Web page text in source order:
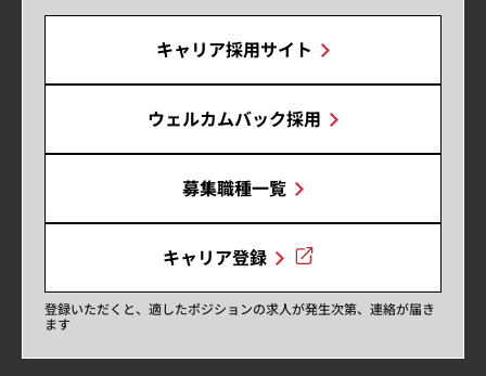
キャリア採用サイト
ウェルカムバック採用
募集職種一覧
キャリア登録
登録いただくと、適したポジションの求人が発生次第、連絡が届き
ます